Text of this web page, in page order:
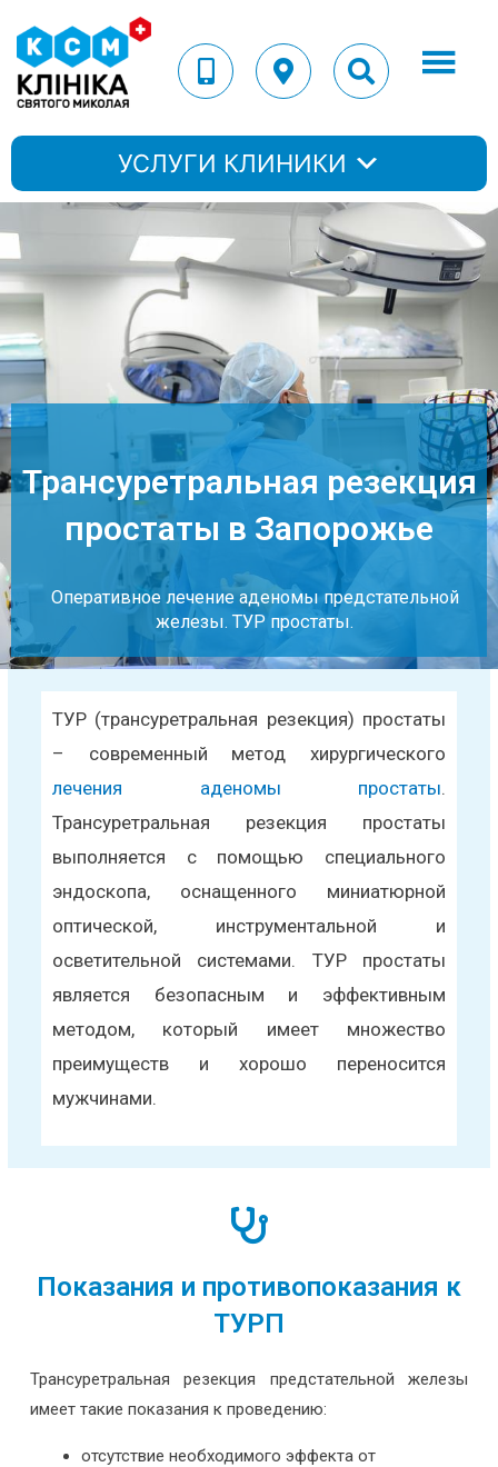
УСЛУГИ КЛИНИКИ
Трансуретральная резекция
простаты в Запорожье
Оперативное лечение аденомы предстательной
железы. ТУР простаты.
ТУР (трансуретральная резекция) простаты
– современный метод хирургического
лечения аденомы простаты.
Трансуретральная резекция простаты
выполняется с помощью специального
эндоскопа, оснащенного миниатюрной
оптической, инструментальной и
осветительной системами. ТУР простаты
является безопасным и эффективным
методом, который имеет множество
преимуществ и хорошо переносится
мужчинами.
Показания и противопоказания к
ТУРП
Трансуретральная резекция предстательной железы
имеет такие показания к проведению:
отсутствие необходимого эффекта от